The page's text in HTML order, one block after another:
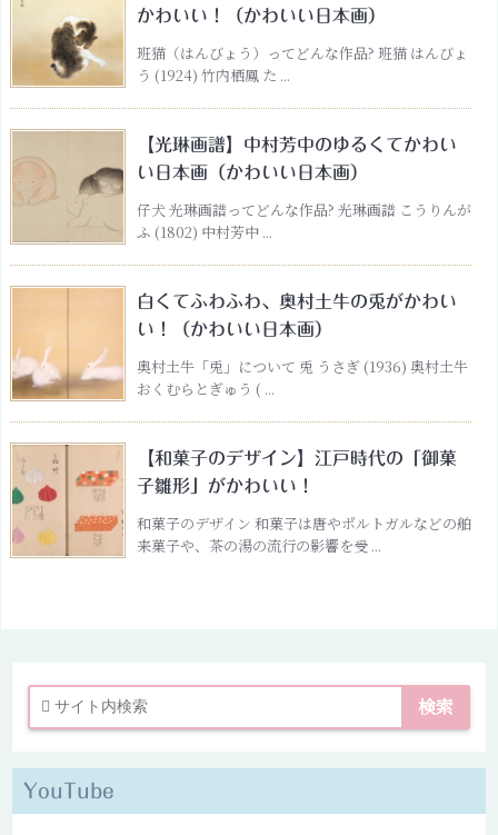
かわいい！（かわいい日本画）
班猫（はんびょう）ってどんな作品? 班猫 はんびょ
う (1924) 竹内栖鳳 た ...
【光琳画譜】中村芳中のゆるくてかわい
い日本画（かわいい日本画）
仔犬 光琳画譜ってどんな作品? 光琳画譜 こうりんが
ふ (1802) 中村芳中 ...
白くてふわふわ、奥村土牛の兎がかわい
い！（かわいい日本画）
奥村土牛「兎」について 兎 うさぎ (1936) 奥村土牛
おくむらとぎゅう ( ...
【和菓子のデザイン】江戸時代の「御菓
子雛形」がかわいい！
和菓子のデザイン 和菓子は唐やポルトガルなどの舶
来菓子や、茶の湯の流行の影響を受 ...
YouTube